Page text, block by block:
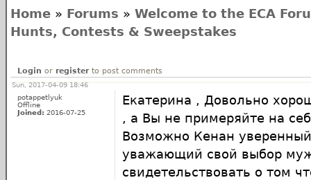
Home » Forums » Welcome to the ECA
Hunts, Contests & Sweepstakes
Login or registerto post comments
Sun, 2017-04-09 18:46
potappetlyuk
Offline
Joined: 2016-07-25
Екатерина , Довольно
, а Вы не примеряйте на
Возможно Кенан
уважающий свой выбор
свидетельствовать о том